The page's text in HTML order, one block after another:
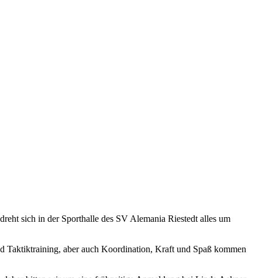
sich in der Sporthalle des SV Alemania Riestedt alles um
Taktiktraining, aber auch Koordination, Kraft und Spaß kommen